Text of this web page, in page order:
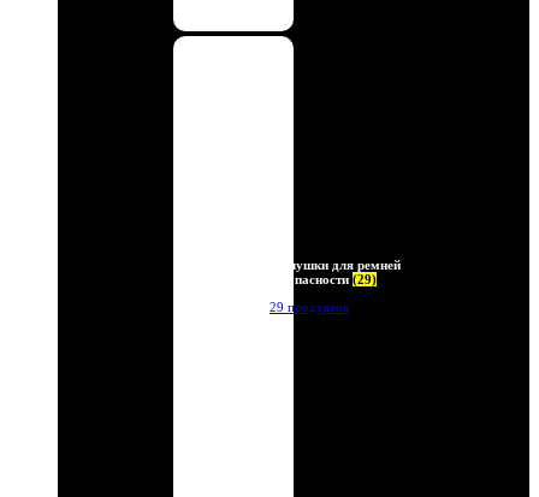
Заглушки для ремней
безопасности (29)
29 продуктов